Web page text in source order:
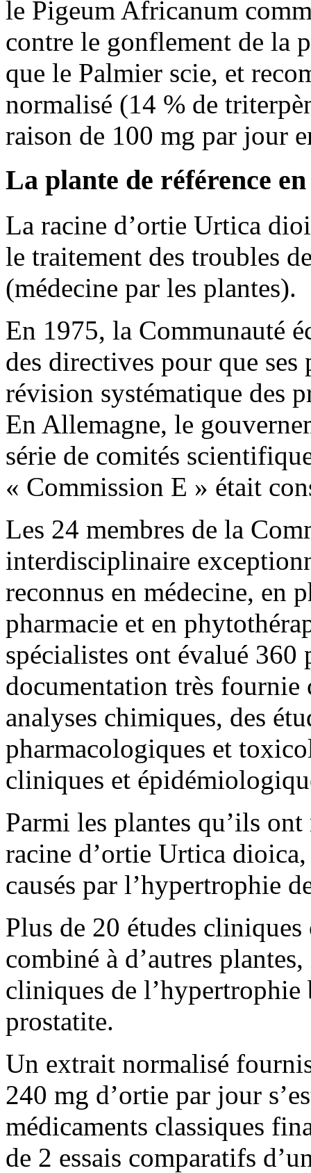
le Pigeum Africanum
contre le gonflement de la
que le Palmier scie, et
normalisé (14 % de
raison de 100 mg par jour
La plante de référence
La racine d’ortie Urtica
le traitement des troubles
(médecine par les plantes).
En 1975, la Communauté
des directives pour que
révision systématique des
En Allemagne, le
série de comités
« Commission E » était
Les 24 membres de la
interdisciplinaire
reconnus en médecine, en
pharmacie et en
spécialistes ont évalué 360
documentation très fournie
analyses chimiques, des
pharmacologiques et
cliniques et
Parmi les plantes qu’ils
racine d’ortie Urtica
causés par l’hypertrophie
Plus de 20 études
combiné à d’autres
cliniques de l’hypertrophie
prostatite.
Un extrait normalisé
240 mg d’ortie par jour
médicaments classiques
de 2 essais comparatifs